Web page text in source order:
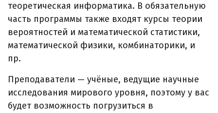
теоретическая информатика. В обязательную
часть программы также входят курсы теории
вероятностей и математической статистики,
математической физики, комбинаторики, и
пр.
Преподаватели — учёные, ведущие научные
исследования мирового уровня, поэтому у вас
будет возможность погрузиться в